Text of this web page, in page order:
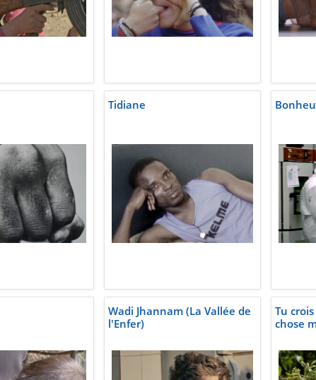
Tidiane
Wadi Jhannam (La Vallée de
l'Enfer)
Tu
chose